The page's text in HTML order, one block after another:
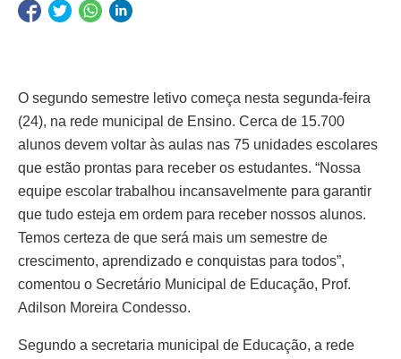
O segundo semestre letivo começa nesta segunda-feira
(24), na rede municipal de Ensino. Cerca de 15.700
alunos devem voltar às aulas nas 75 unidades escolares
que estão prontas para receber os estudantes. “Nossa
equipe escolar trabalhou incansavelmente para garantir
que tudo esteja em ordem para receber nossos alunos.
Temos certeza de que será mais um semestre de
crescimento, aprendizado e conquistas para todos”,
comentou o Secretário Municipal de Educação, Prof.
Adilson Moreira Condesso.
Segundo a secretaria municipal de Educação, a rede